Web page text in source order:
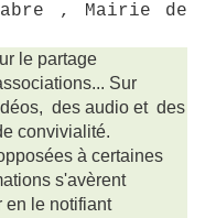
, Mairie de
le partage
Sur
des audio et des
convivialité.
à certaines
s'avèrent
en le notifiant